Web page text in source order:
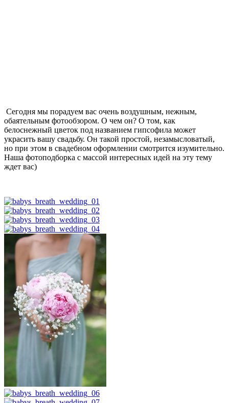
Сегодня мы порадуем вас очень воздушным, нежным,
обаятельным фотообзором. О чем он? О том, как
белоснежный цветок под названием гипсофила может
украсить вашу свадьбу. Он такой простой, незамысловатый,
но при этом в свадебном оформлении смотрится изумительно.
Наша фотоподборка с массой интересных идей на эту тему
ждет вас)